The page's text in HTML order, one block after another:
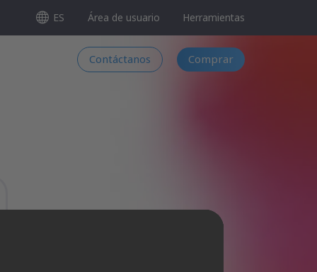
ES Área de usuario Herramientas
Contáctanos Comprar